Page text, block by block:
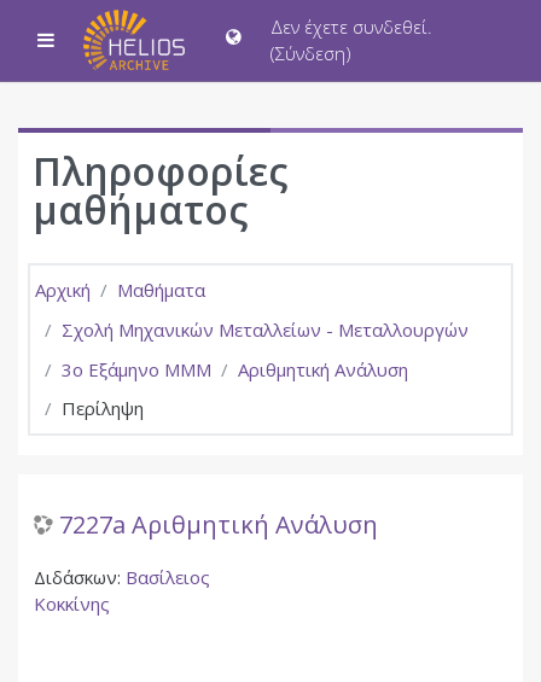
Μετάβαση στο κεντρικό περιεχόμενο
Πλευρικός πίνακας
Δεν έχετε συνδεθεί.
(Σύνδεση)
Πληροφορίες
μαθήματος
Αρχική
Μαθήματα
Σχολή Μηχανικών Μεταλλείων - Μεταλλουργών
3ο Εξάμηνο ΜΜΜ
Αριθμητική Ανάλυση
Περίληψη
7227a Αριθμητική Ανάλυση
Διδάσκων: Βασίλειος
Κοκκίνης